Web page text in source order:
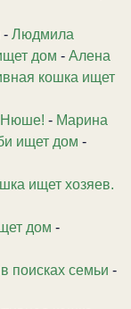
- Людмила
дом - Алена
кошка ищет
Нюше! - Марина
ищет дом -
ищет хозяев.
дом -
поисках семьи -